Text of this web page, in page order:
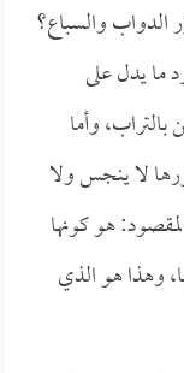
والسباع؟
يدل على
وأما
لا ينجس ولا
هو كونها
وهذا هو الذي